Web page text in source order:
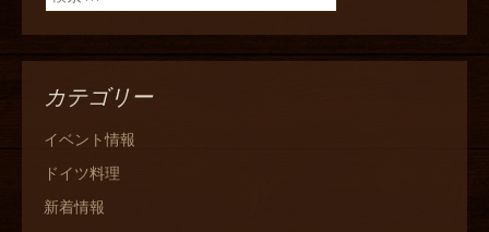
カテゴリー
イベント情報
ドイツ料理
新着情報